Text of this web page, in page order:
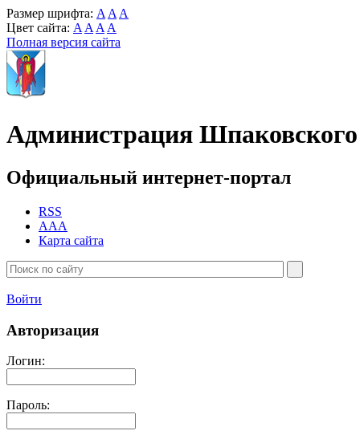
Размер шрифта: A A A
Цвет сайта: A A A A
Полная версия сайта
Администрация
Официальный интернет-портал
RSS
AAA
Карта сайта
Войти
Авторизация
Логин:
Пароль: